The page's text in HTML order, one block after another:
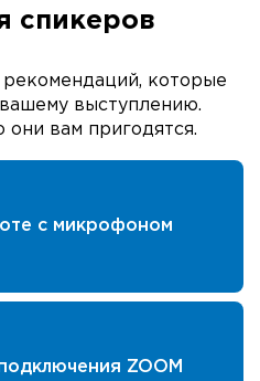
спикеров
рекомендаций, которые
выступлению.
они вам пригодятся.
с микрофоном
ZOOM